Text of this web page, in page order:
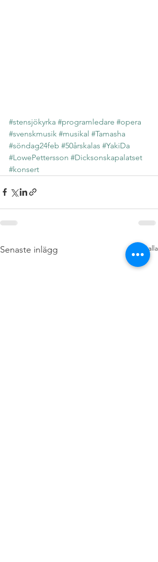
#stensjökyrka #programledare #opera
#svenskmusik #musikal #Tamasha
#söndag24feb #50årskalas #YakiDa
#LowePettersson #Dicksonskapalatset
#konsert
Senaste inlägg Visa alla